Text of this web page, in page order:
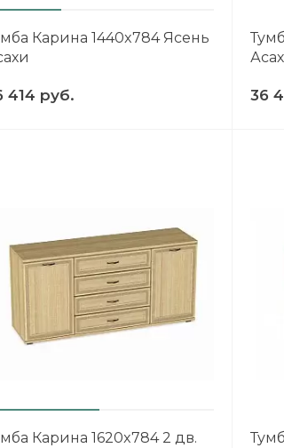
Карина 1440x784 Ясень
414 руб. 36
Карина 1620x784 2 дв.